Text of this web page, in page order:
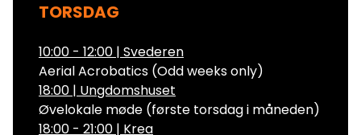
TORSDAG
10:00 - 12:00 | Svederen
Aerial Acrobatics (Odd weeks only)
18:00 | Ungdomshuset
Øvelokale møde (første torsdag i måneden)
18:00 - 21:00 | Krea